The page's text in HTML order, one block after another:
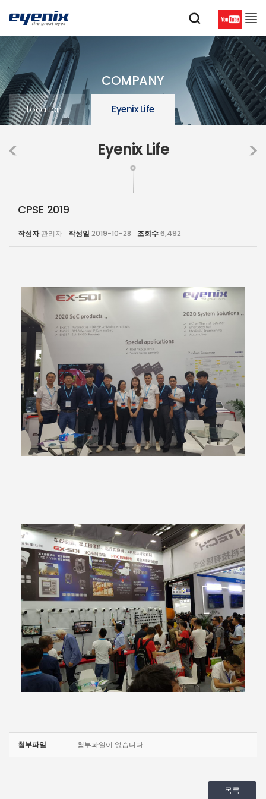
COMPANY
Location Eyenix Life
Eyenix Life
CPSE 2019
작성자 관리자 작성일 2019-10-28 조회수6,492
첨부파일 첨부파일이 없습니다.
목록